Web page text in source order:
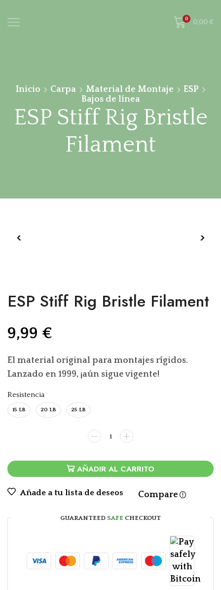
0 0,00 €
Inicio Carpa Material de Montaje
ESP
Bajos de línea
ESP Stiff Rig Bristle
Filament
ESP Stiff Rig Bristle Filament
9,99 €
El material original para montajes rígidos.
Lanzado en 1999, ¡aún sigue vigente!
Resistencia
15 LB 20 LB 25 LB
AÑADIR AL CARRITO
Añade a tu lista de deseos Compare
GUARANTEED SAFE CHECKOUT